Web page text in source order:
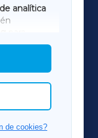
analítica
das
de cookies?